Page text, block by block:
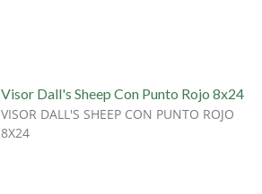
Visor Dall's Sheep Con Punto Rojo 8x24
VISOR DALL'S SHEEP CON PUNTO ROJO
8X24